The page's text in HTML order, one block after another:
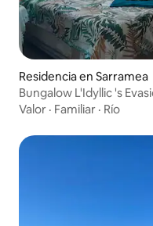
Residencia en Sarramea
Bungalow L'Idyllic 's
Valor · Familiar · Río